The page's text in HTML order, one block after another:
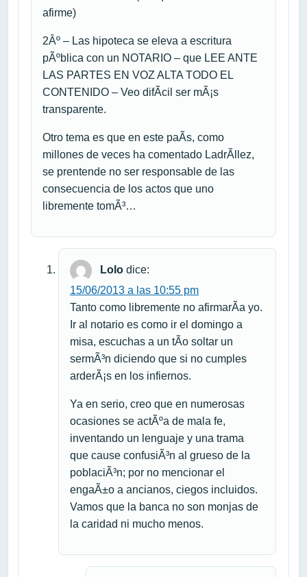
afirme)
2Âº – Las hipoteca se eleva a escritura
pÃºblica con un NOTARIO – que LEE ANTE
LAS PARTES EN VOZ ALTA TODO EL
CONTENIDO – Veo difÃ­cil ser mÃ¡s
transparente.
Otro tema es que en este paÃ­s, como
millones de veces ha comentado LadrÃ­llez,
se prentende no ser responsable de las
consecuencia de los actos que uno
libremente tomÃ³…
Lolo dice:
15/06/2013 a las 10:55 pm
Tanto como libremente no afirmarÃ­a yo.
Ir al notario es como ir el domingo a
misa, escuchas a un tÃ­o soltar un
sermÃ³n diciendo que si no cumples
arderÃ¡s en los infiernos.
Ya en serio, creo que en numerosas
ocasiones se actÃºa de mala fe,
inventando un lenguaje y una trama
que cause confusiÃ³n al grueso de la
poblaciÃ³n; por no mencionar el
engaÃ±o a ancianos, ciegos incluidos.
Vamos que la banca no son monjas de
la caridad ni mucho menos.